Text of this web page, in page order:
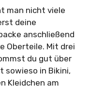
man nicht viele
deine
anschließend
Oberteile. Mit drei
du gut über
sowieso in Bikini,
Kleidchen am